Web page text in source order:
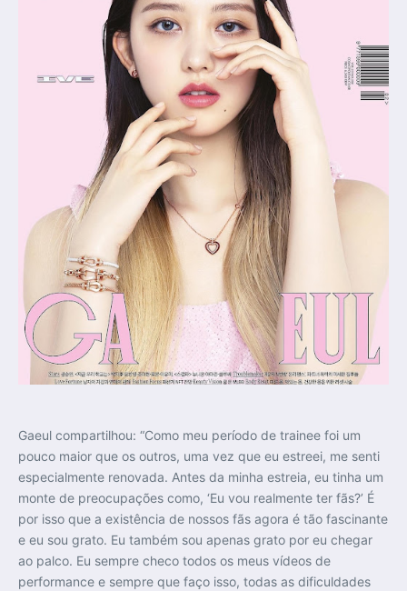
Gaeul compartilhou: “Como meu período de trainee foi um
pouco maior que os outros, uma vez que eu estreei, me senti
especialmente renovada. Antes da minha estreia, eu tinha um
monte de preocupações como, ‘Eu vou realmente ter fãs?’ É
por isso que a existência de nossos fãs agora é tão fascinante
e eu sou grato. Eu também sou apenas grato por eu chegar
ao palco. Eu sempre checo todos os meus vídeos de
performance e sempre que faço isso, todas as dificuldades